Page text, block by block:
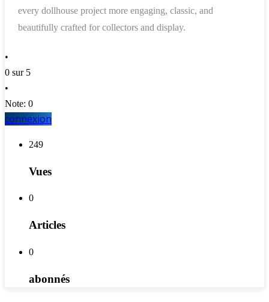
every dollhouse project more engaging, classic, and
beautifully crafted for collectors and display.
•
0 sur 5
•
Note: 0
connexion
249
Vues
0
Articles
0
abonnés